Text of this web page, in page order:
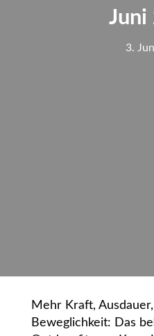
Juni
3.
Mehr Kraft,
Beweglichkeit: Das